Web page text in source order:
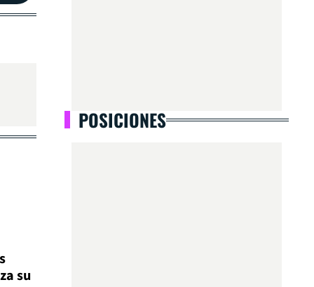
su
POSICIONES